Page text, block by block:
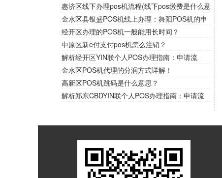
惠济区线下办理pos机流程(线下pos缴费是什么意
思)
金水区县银盛POS机线上办理：舞阳POS机的申
请条件和资料讲解！
经开区办理的POS机一般能用长时间？
中原区新e付支付pos机怎么注销？
解析经开区YIN联个人POS办理指南：申请流
程、费率选择与优惠一网打尽
金水区POS机代理的分润方式详解！
高新区POS机跳码是什么意思？
解析郑东CBDYIN联个人POS办理指南：申请流